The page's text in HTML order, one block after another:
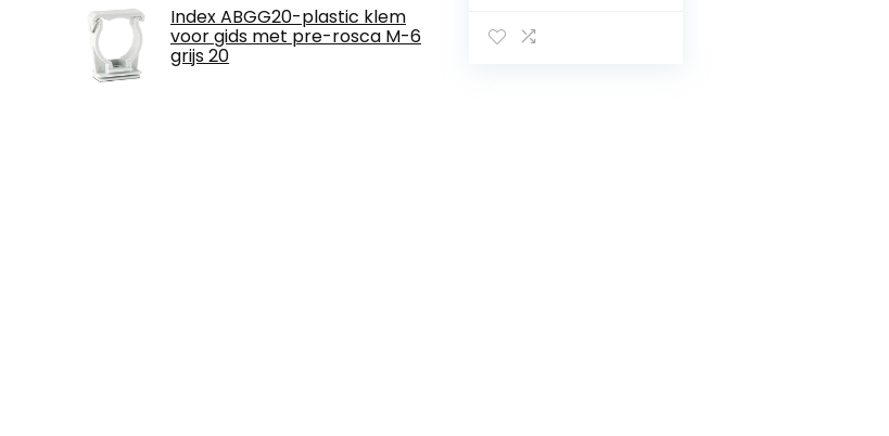
Index ABGG20-plastic klem
voor gids met pre-rosca M-6
grijs 20
roetreiniger voor